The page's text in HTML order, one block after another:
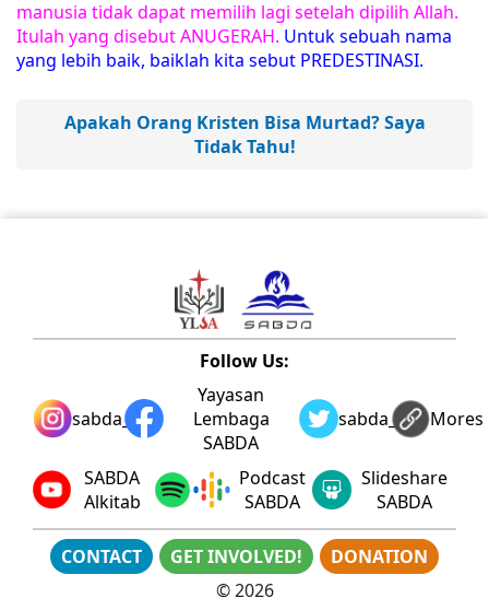
manusia tidak dapat memilih lagi setelah dipilih Allah.
Itulah yang disebut ANUGERAH. Untuk sebuah nama
yang lebih baik, baiklah kita sebut PREDESTINASI.
Apakah Orang Kristen Bisa Murtad? Saya
Tidak Tahu!
Follow Us:
sabda_ylsa
Yayasan
Lembaga
SABDA
sabda_ylsaMores
SABDA
Alkitab
Podcast
SABDA
Slideshare
SABDA
CONTACT GET INVOLVED!
DONATION
©2026